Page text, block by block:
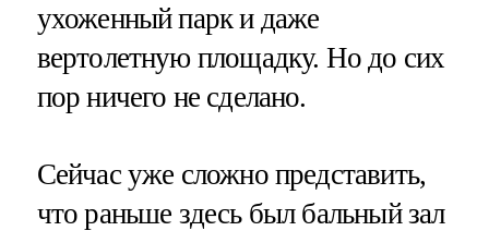
ухоженный парк и даже
вертолетную площадку. Но до сих
пор ничего не сделано.
Сейчас уже сложно представить,
что раньше здесь был бальный зал